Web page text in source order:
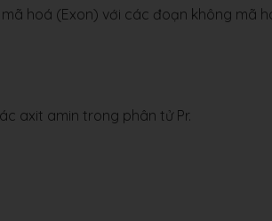
hoá (Exon) với các đoạn không mã
axit amin trong phân tử Pr.